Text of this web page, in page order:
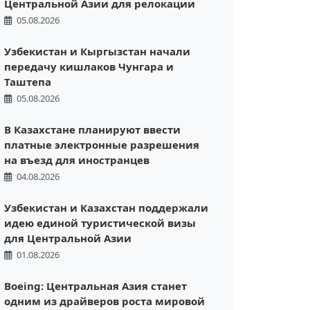
Центральной Азии для релокации
05.08.2026
Узбекистан и Кыргызстан начали
передачу кишлаков Чунгара и
Таштепа
05.08.2026
В Казахстане планируют ввести
платные электронные разрешения
на въезд для иностранцев
04.08.2026
Узбекистан и Казахстан поддержали
идею единой туристической визы
для Центральной Азии
01.08.2026
Boeing: Центральная Азия станет
одним из драйверов роста мировой